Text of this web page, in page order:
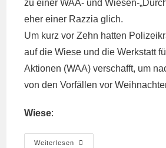
zu einer WAA- und Wiesen-
eher einer Razzia glich.
Um kurz vor Zehn hatten
auf die Wiese und die Werkstatt
Aktionen (WAA) verschafft, um
von den Vorfällen vor
Wiese:
Weiterlesen
Ausführlicher